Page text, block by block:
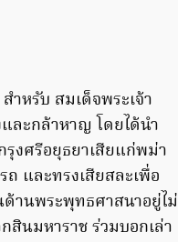
ำหรับ สมเด็จพระเจ้า
ละกล้าหาญ โดยได้นำ
รุงศรีอยุธยาเสียแก่พม่า
ถ และทรงเสียสละเพื่อ
านพระพุทธศาสนาอยู่ไม่
สินมหาราช ร่วมบอกเล่า